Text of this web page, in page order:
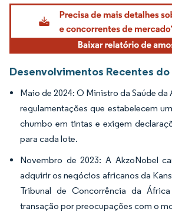
Imagem © Mordor Intelligence. O reuso requer
Desenvolvimentos Recentes
Maio de 2024: O Ministro da Saúde da
regulamentações que estabelecem
chumbo em tintas e exigem
para cada lote.
Novembro de 2023: A AkzoNobel
adquirir os negócios africanos da
Tribunal de Concorrência da
transação por preocupações com o